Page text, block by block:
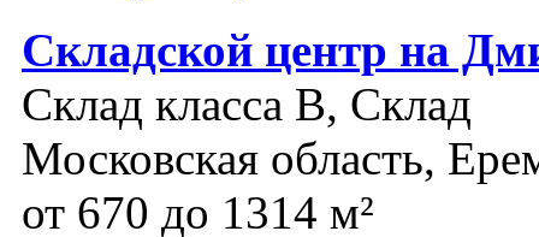
Складской центр на
Склад класса B, Склад
Московская область,
от 670 до 1314 м²